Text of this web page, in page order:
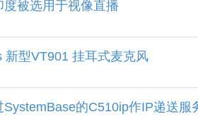
被选用于视像直播
新型VT901 挂耳式麦克风
的C510ip作IP递送服